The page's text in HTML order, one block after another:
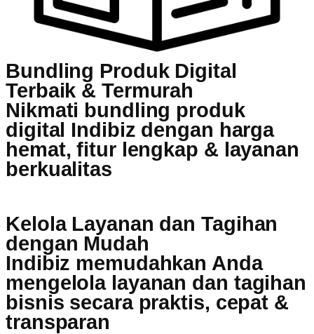
Bundling Produk Digital
Terbaik & Termurah
Nikmati bundling produk
digital Indibiz dengan harga
hemat, fitur lengkap & layanan
berkualitas
Kelola Layanan dan Tagihan
dengan Mudah
Indibiz memudahkan Anda
mengelola layanan dan tagihan
bisnis secara praktis, cepat &
transparan